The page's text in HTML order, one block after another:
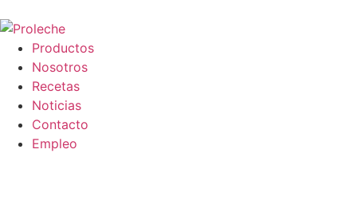
Productos
Nosotros
Recetas
Noticias
Contacto
Empleo